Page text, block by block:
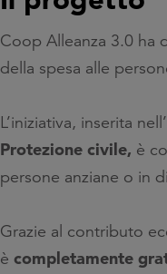
Coop Alleanza 3.0 ha
della spesa alle
L’iniziativa, inserita
Protezione civile, è
persone anziane o in
Grazie al contributo
è completamente